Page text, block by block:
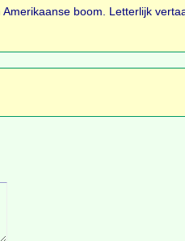
boom. Letterlijk